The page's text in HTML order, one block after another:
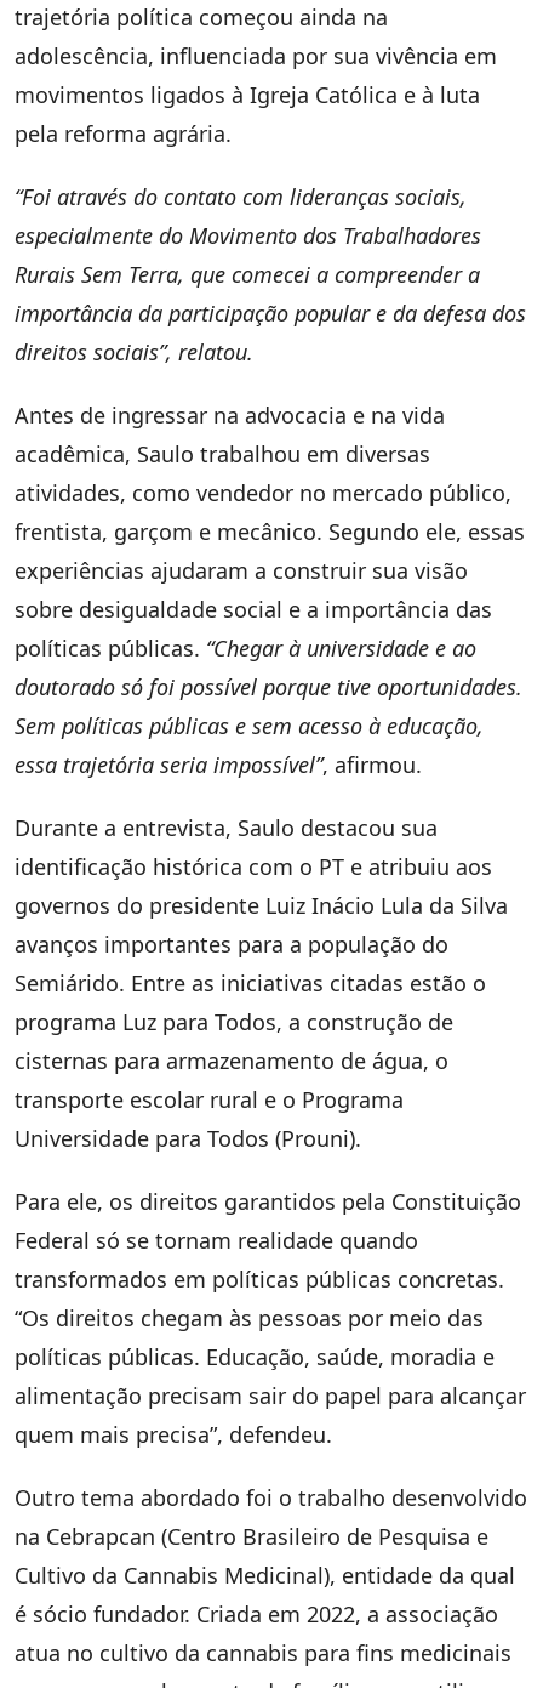
trajetória política começou ainda na
adolescência, influenciada por sua vivência em
movimentos ligados à Igreja Católica e à luta
pela reforma agrária.
“Foi através do contato com lideranças sociais,
especialmente do Movimento dos Trabalhadores
Rurais Sem Terra, que comecei a compreender a
importância da participação popular e da defesa dos
direitos sociais”, relatou.
Antes de ingressar na advocacia e na vida
acadêmica, Saulo trabalhou em diversas
atividades, como vendedor no mercado público,
frentista, garçom e mecânico. Segundo ele, essas
experiências ajudaram a construir sua visão
sobre desigualdade social e a importância das
políticas públicas. “Chegar à universidade e ao
doutorado só foi possível porque tive oportunidades.
Sem políticas públicas e sem acesso à educação,
essa trajetória seria impossível”, afirmou.
Durante a entrevista, Saulo destacou sua
identificação histórica com o PT e atribuiu aos
governos do presidente Luiz Inácio Lula da Silva
avanços importantes para a população do
Semiárido. Entre as iniciativas citadas estão o
programa Luz para Todos, a construção de
cisternas para armazenamento de água, o
transporte escolar rural e o Programa
Universidade para Todos (Prouni).
Para ele, os direitos garantidos pela Constituição
Federal só se tornam realidade quando
transformados em políticas públicas concretas.
“Os direitos chegam às pessoas por meio das
políticas públicas. Educação, saúde, moradia e
alimentação precisam sair do papel para alcançar
quem mais precisa”, defendeu.
Outro tema abordado foi o trabalho desenvolvido
na Cebrapcan (Centro Brasileiro de Pesquisa e
Cultivo da Cannabis Medicinal), entidade da qual
é sócio fundador. Criada em 2022, a associação
atua no cultivo da cannabis para fins medicinais